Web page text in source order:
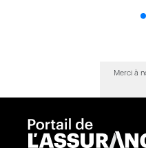
Merci à